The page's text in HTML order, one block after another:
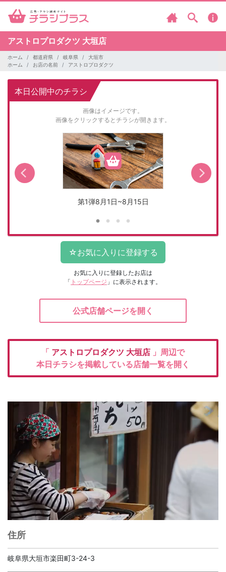
アストロプロダクツ 大垣店
ホーム 都道府県 岐阜県
大垣市
ホーム
お店の名前 アストロプロダクツ
本日公開中のチラシ
画像はイメージです。
画像をクリックするとチラシが開きます。
第1弾8月1日~8月15日
お気に入りに登録したお店は
「 トップページ 」に表示されます。
公式店舗ページを開く
「 アストロプロダクツ 大垣店 」周辺で
本日チラシを掲載している店舗一覧を開く
住所
岐阜県大垣市楽田町3-24-3